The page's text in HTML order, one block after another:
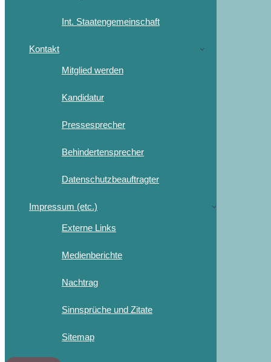
Int. Staatengemeinschaft
Kontakt
Mitglied werden
Kandidatur
Pressesprecher
Behindertensprecher
Datenschutzbeauftragter
Impressum (etc.)
Externe Links
Medienberichte
Nachtrag
Sinnsprüche und Zitate
Sitemap